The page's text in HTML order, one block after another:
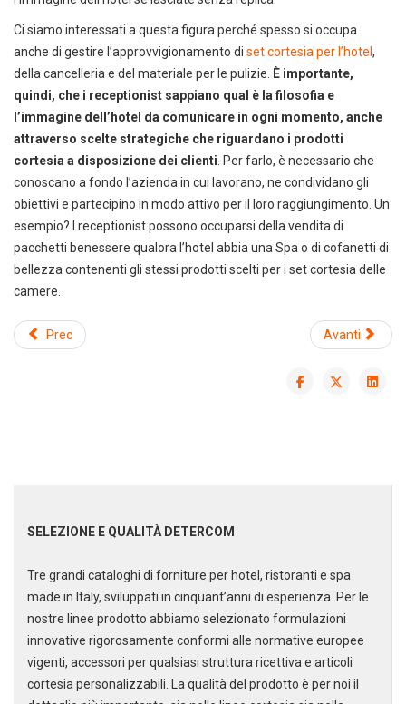
Puoi facilmente conoscere tutti i
scaricando i cataloghi in PDF.
CLICCA SULLE IMMAGINI
SELEZIONE E QUALITÀ DETERCOM
Tre grandi cataloghi di forniture per hotel, ristoranti e spa
made in Italy, sviluppati in cinquant’anni di esperienza. Per le
nostre linee prodotto abbiamo selezionato formulazioni
innovative rigorosamente conformi alle normative europee
vigenti, accessori per qualsiasi struttura ricettiva e articoli
cortesia personalizzabili. La qualità del prodotto è per noi il
Ci siamo interessati a questa figura perché spesso si occupa
anche di gestire l’approvvigionamento di set cortesia per l’hotel ,
della cancelleria e del materiale per le pulizie.
È importante,
quindi, che i receptionist sappiano qual è la filosofia e
l’immagine dell’hotel da comunicare in ogni momento, anche
attraverso scelte strategiche che riguardano i prodotti
cortesia a disposizione dei clienti . Per farlo, è necessario che
conoscano a fondo l’azienda in cui lavorano, ne condividano gli
obiettivi e partecipino in modo attivo per il loro raggiungimento. Un
esempio? I receptionist possono occuparsi della vendita di
pacchetti benessere qualora l’hotel abbia una Spa o di cofanetti di
bellezza contenenti gli stessi prodotti scelti per i set cortesia delle
camere.
Prec Avanti